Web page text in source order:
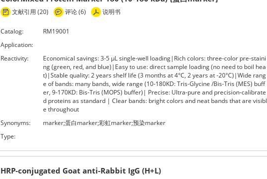
文献引用 (20) 评论 (6) 说明书
Catalog:
RM19001
Application:
Reactivity:
Economical savings: 3-5 μL single-well loading|Rich colors: three-color pre-staini
ng (green, red, and blue)|Easy to use: direct sample loading (no need to boil hea
t)|Stable quality: 2 years shelf life (3 months at 4°C, 2 years at -20°C)|Wide rang
e of bands: many bands, wide range (10-180KD: Tris-Glycine /Bis-Tris (MES) buff
er, 9-170KD: Bis-Tris (MOPS) buffer)| Precise: Ultra-pure and precision-calibrate
d proteins as standard | Clear bands: bright colors and neat bands that are visibl
e throughout
Synonyms:
marker;蛋白marker;彩虹marker;预染marker
Type:
HRP-conjugated Goat anti-Rabbit IgG (H+L)